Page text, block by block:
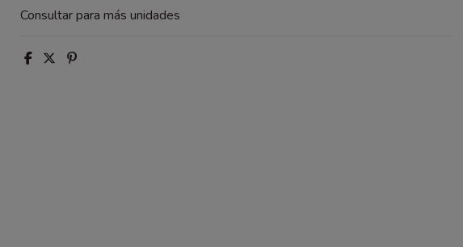
Consultar para más unidades